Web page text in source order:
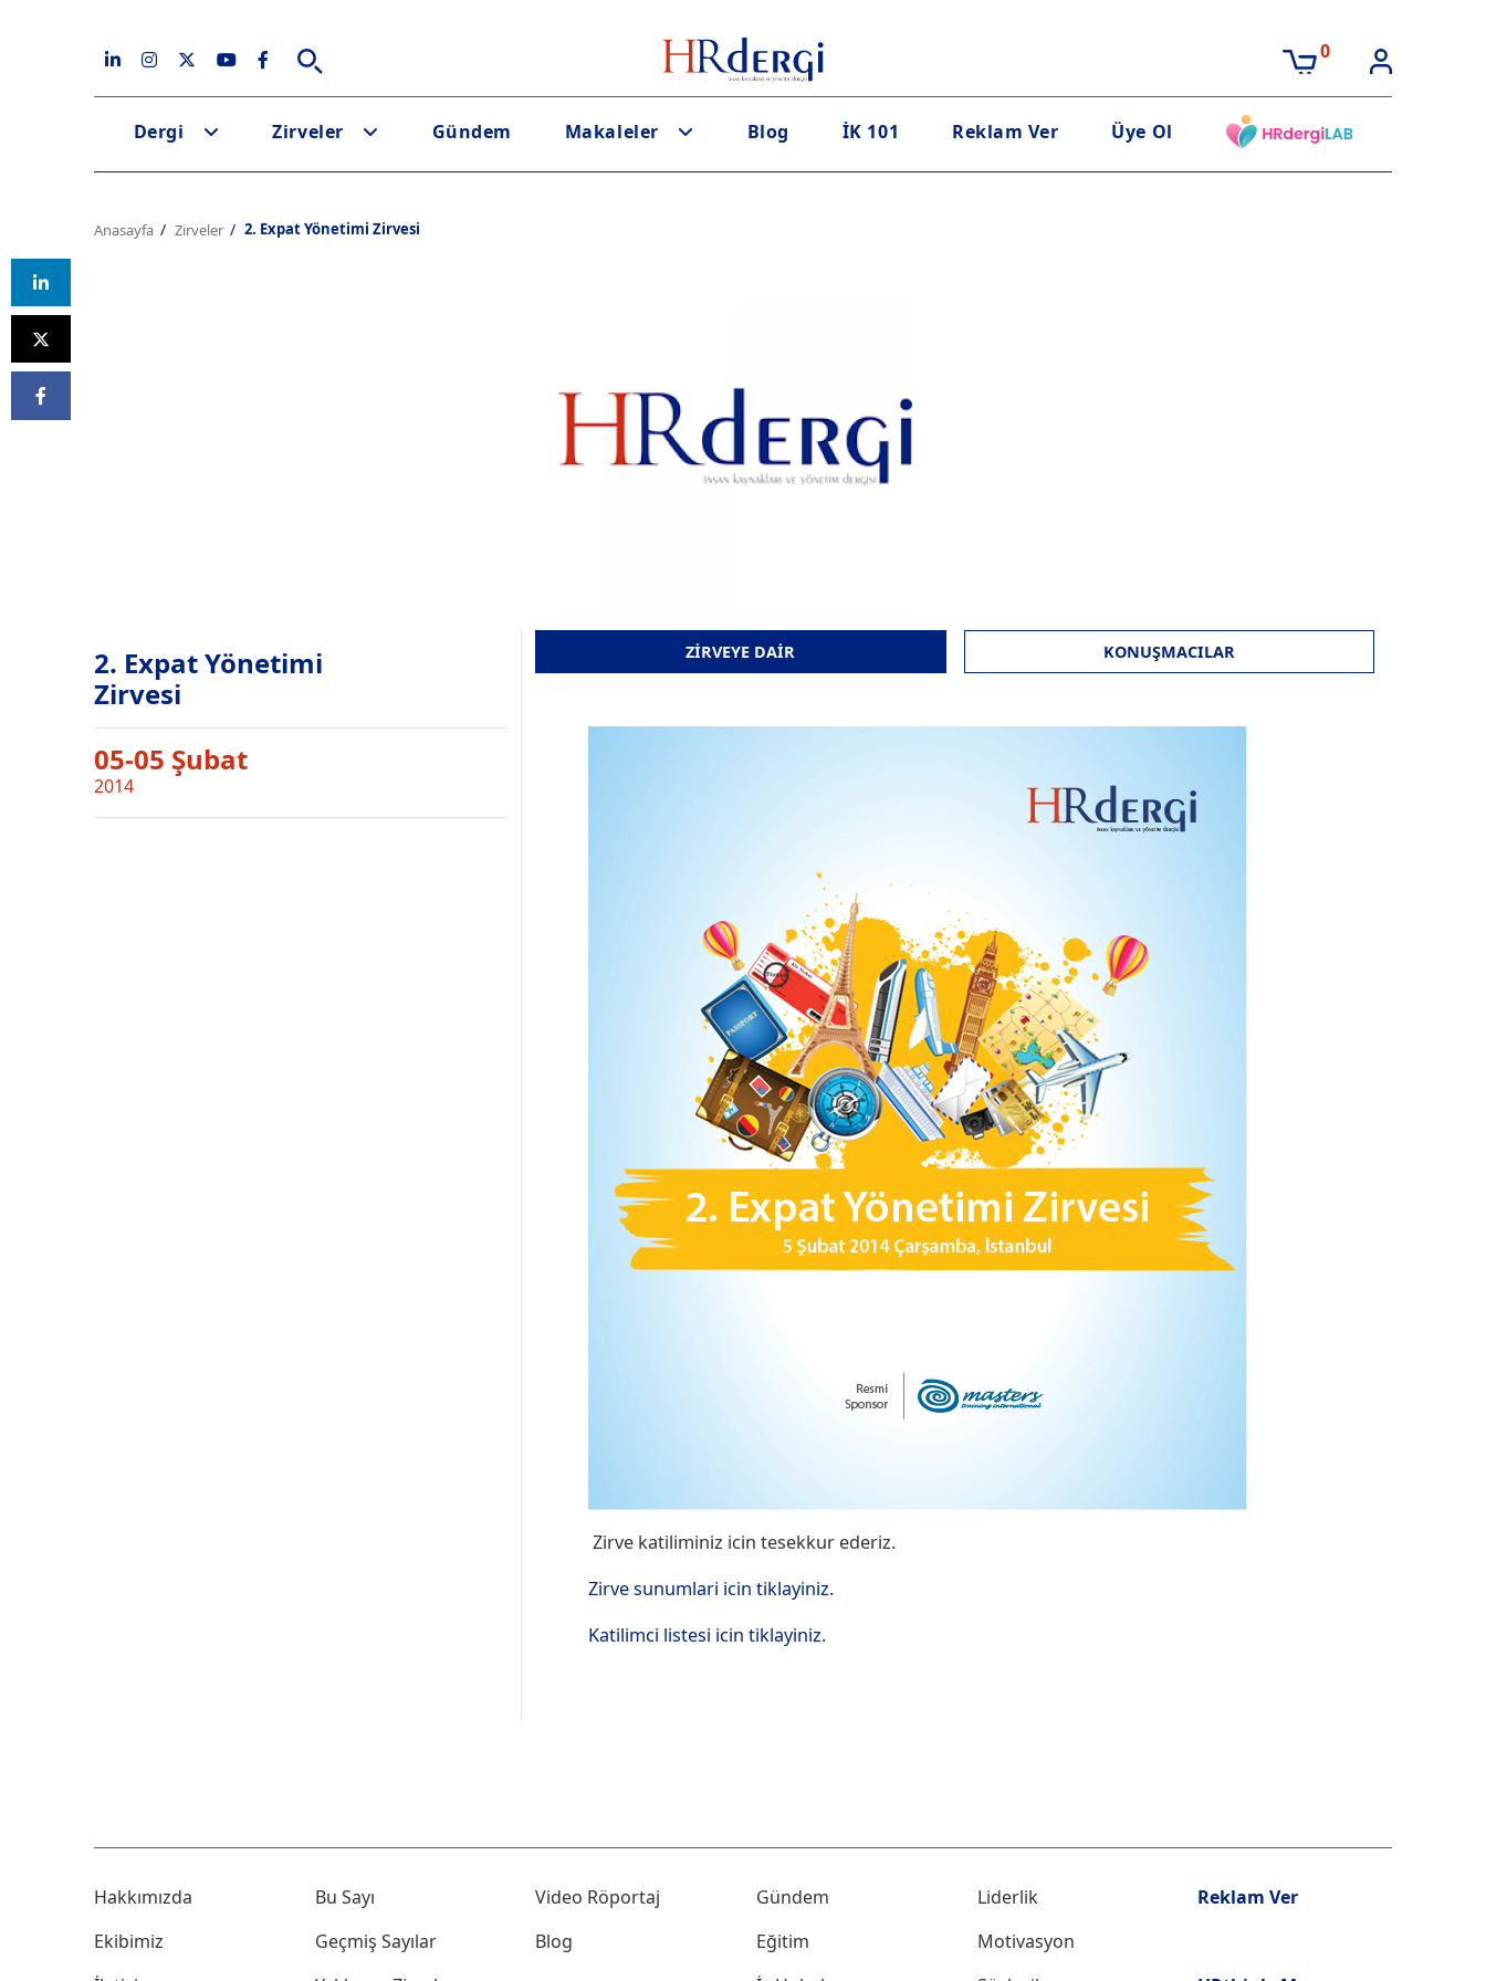
0
Dergi Zirveler Gündem Makaleler Blog İK 101 Reklam Ver Üye Ol
Anasayfa Zirveler 2. Expat Yönetimi Zirvesi
2. Expat Yönetimi
Zirvesi
05-05 Şubat
2014
ZİRVEYE DAİR KONUŞMACILAR
Zirve katiliminiz icin tesekkur ederiz.
Zirve sunumlari icin tiklayiniz.
Katilimci listesi icin tiklayiniz.
Hakkımızda
Ekibimiz
Bu Sayı
Geçmiş Sayılar
Video Röportaj
Blog
Gündem
Eğitim
Liderlik
Motivasyon
Reklam Ver